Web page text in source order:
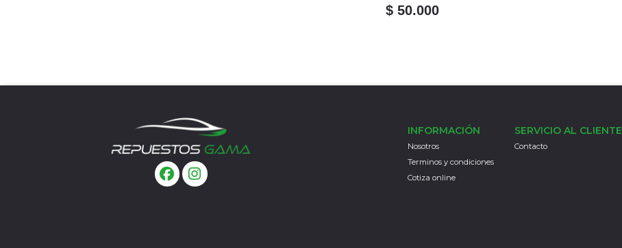
$ 50.000
INFORMACIÓN
Nosotros
Terminos y condiciones
Cotiza online
SERVICIO AL CLIENTE
Contacto